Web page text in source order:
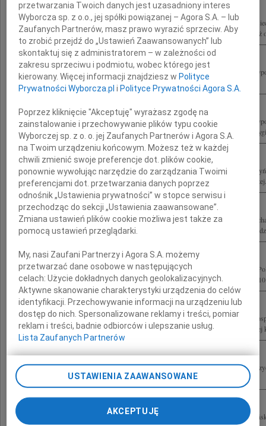
Zarząd Towarzystwa Przyjaciół Dzieci Ulicy "Przywrócić Dzieciństwo? im. K.
wychowankowie Kazimierza Lisieckiego w kraju i za granicą oraz dzieci i
Z wielkim żalem żegnamy Pana Profesora Lecha Kaczyńskiego Prezydenta
jednocześnie wybitnego specjalistę prawa pracy, który wniósł istotny, twórczy...
Z wielkim żalem żegnamy Pana Profesora Lecha Kaczyńskiego Prezydenta
jednocześnie wybitnego specjalistę prawa pracy, który wniósł istotny, twórczy i
10 kwietnia 2010 roku w katastrofie lotniczej pod Smoleńskiem zginęli Lech
Polskiej bp gen. ks. Tadeusz Płoski Ordynariusz Polowy Wojska Polskiego
Z ogromnym żalem i smutkiem żegnamy Prezydenta Rzeczypospolitej Polskiej
Marię Kaczyńską oraz Wszystkie Ofiary katastrofy lotniczej pod Smoleńskiem
Z głębokim żalem przyjęliśmy wiadomość o śmierci Prezydenta Rzeczypospolitej
wraz z Małżonką oraz pozostałych Ofiar katastrofy lotniczej z dnia 10 kwietnia
Z wielkim żalem przyjęliśmy wiadomość o tragicznej śmierci Prezydenta
Kaczyńskiego i Jego Małżonki Marii Kaczyńskiej oraz pozostałych Ofiar tragicznej
Środowisko lekarskie Warmii i Mazur, wstrząśnięte informacjami o katastrofie
Smoleńskiem, w której śmierć poniosło 96 osób w tym Prezydent RP wraz z...
Z wielkim smutkiem żegnamy Prezydenta Rzeczypospolitej Polskiej Lecha
przetwarzania Twoich danych jest uzasadniony interes
Wyborcza sp. z o.o., jej spółki powiązanej – Agora S.A. – lub
Zaufanych Partnerów, masz prawo wyrazić sprzeciw. Aby
to zrobić przejdź do „Ustawień Zaawansowanych” lub
skontaktuj się z administratorem – w zależności od
zakresu sprzeciwu i podmiotu, wobec którego jest
kierowany. Więcej informacji znajdziesz w Polityce
Prywatności Wyborcza.pl i Polityce Prywatności Agora S.A.
Poprzez kliknięcie "Akceptuję" wyrażasz zgodę na
zainstalowanie i przechowywanie plików typu cookie
Wyborczej sp. z o. o. jej Zaufanych Partnerów i Agora S.A.
na Twoim urządzeniu końcowym. Możesz też w każdej
chwili zmienić swoje preferencje dot. plików cookie,
ponownie wywołując narzędzie do zarządzania Twoimi
preferencjami dot. przetwarzania danych poprzez
odnośnik „Ustawienia prywatności” w stopce serwisu i
przechodząc do sekcji „Ustawienia zaawansowane”.
Zmiana ustawień plików cookie możliwa jest także za
pomocą ustawień przeglądarki.
My, nasi Zaufani Partnerzy i Agora S.A. możemy
przetwarzać dane osobowe w następujących
celach:Użycie dokładnych danych geolokalizacyjnych.
Aktywne skanowanie charakterystyki urządzenia do celów
identyfikacji. Przechowywanie informacji na urządzeniu lub
dostęp do nich. Spersonalizowane reklamy i treści, pomiar
reklam i treści, badnie odbiorców i ulepszanie usług.
Lista Zaufanych Partnerów
USTAWIENIA ZAAWANSOWANE
AKCEPTUJĘ